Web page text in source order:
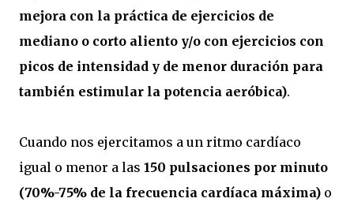
mejora con la práctica de ejercicios de
mediano o corto aliento y/o con ejercicios con
picos de intensidad y de menor duración para
también estimular la potencia aeróbica).
Cuando nos ejercitamos a un ritmo cardíaco
igual o menor a las 150 pulsaciones por minuto
(70%-75% de la frecuencia cardíaca máxima) o